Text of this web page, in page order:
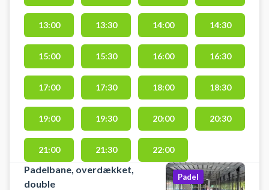
#padel-i-vejen #book-padelbane-
vejen #spil-padel-vejen
13:00 13:30 14:00 14:30
15:00 15:30 16:00 16:30
17:00 17:30 18:00 18:30
19:00 19:30 20:00 20:30
21:00 21:30 22:00
Padelbane, overdækket,
double
Padel